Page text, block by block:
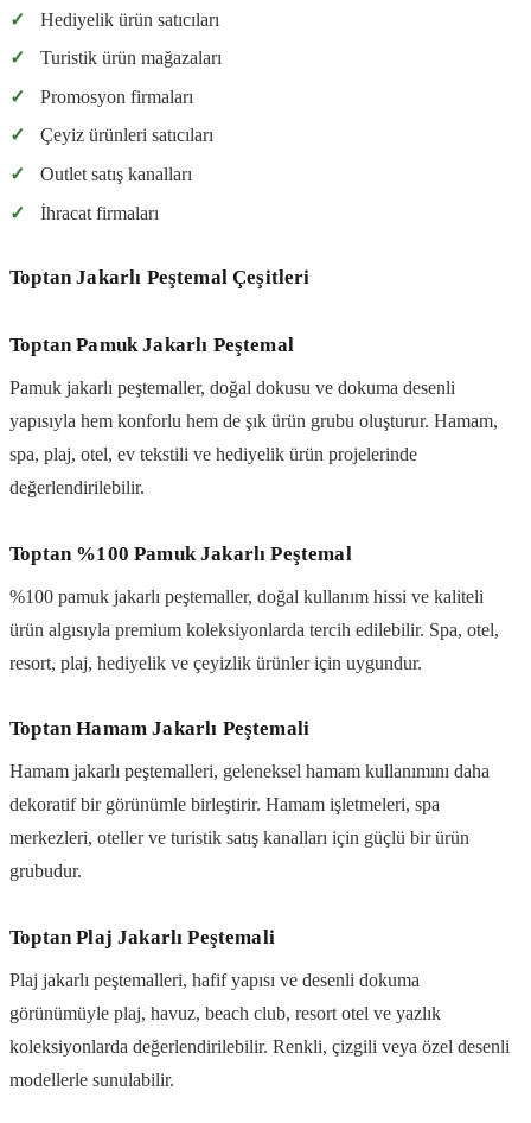
✓
Hediyelik ürün satıcıları
✓
Turistik ürün mağazaları
✓
Promosyon firmaları
✓
Çeyiz ürünleri satıcıları
✓
Outlet satış kanalları
✓
İhracat firmaları
Toptan Jakarlı Peştemal Çeşitleri
Toptan Pamuk Jakarlı Peştemal
Pamuk jakarlı peştemaller, doğal dokusu ve dokuma desenli
yapısıyla hem konforlu hem de şık ürün grubu oluşturur. Hamam,
spa, plaj, otel, ev tekstili ve hediyelik ürün projelerinde
değerlendirilebilir.
Toptan %100 Pamuk Jakarlı Peştemal
%100 pamuk jakarlı peştemaller, doğal kullanım hissi ve kaliteli
ürün algısıyla premium koleksiyonlarda tercih edilebilir. Spa, otel,
resort, plaj, hediyelik ve çeyizlik ürünler için uygundur.
Toptan Hamam Jakarlı Peştemali
Hamam jakarlı peştemalleri, geleneksel hamam kullanımını daha
dekoratif bir görünümle birleştirir. Hamam işletmeleri, spa
merkezleri, oteller ve turistik satış kanalları için güçlü bir ürün
grubudur.
Toptan Plaj Jakarlı Peştemali
Plaj jakarlı peştemalleri, hafif yapısı ve desenli dokuma
görünümüyle plaj, havuz, beach club, resort otel ve yazlık
koleksiyonlarda değerlendirilebilir. Renkli, çizgili veya özel desenli
modellerle sunulabilir.